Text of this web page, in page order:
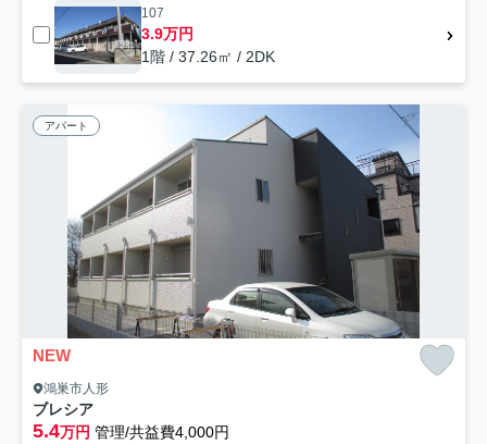
107
3.9万円
1階 / 37.26㎡ / 2DK
アパート
NEW
鴻巣市人形
ブレシア
5.4万円 管理/共益費4,000円